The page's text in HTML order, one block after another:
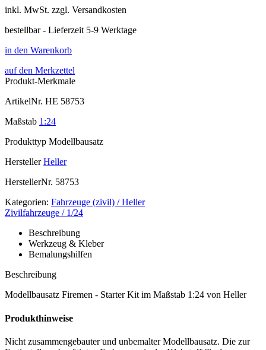
inkl. MwSt. zzgl. Versandkosten
bestellbar - Lieferzeit 5-9 Werktage
in den Warenkorb
auf den Merkzettel
Produkt-Merkmale
ArtikelNr. HE 58753
Maßstab 1:24
Produkttyp Modellbausatz
Hersteller Heller
HerstellerNr. 58753
Kategorien: Fahrzeuge (zivil) / Heller
Zivilfahrzeuge / 1/24
Beschreibung
Werkzeug & Kleber
Bemalungshilfen
Beschreibung
Modellbausatz Firemen - Starter Kit im Maßstab 1:24 von Heller
Produkthinweise
Nicht zusammengebauter und unbemalter Modellbausatz. Die zur